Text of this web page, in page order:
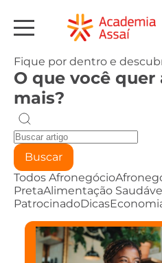
Fique por dentro e
O que você
mais?
Buscar
Todos Afronegócio
PretaAlimentação
PatrocinadoDicas